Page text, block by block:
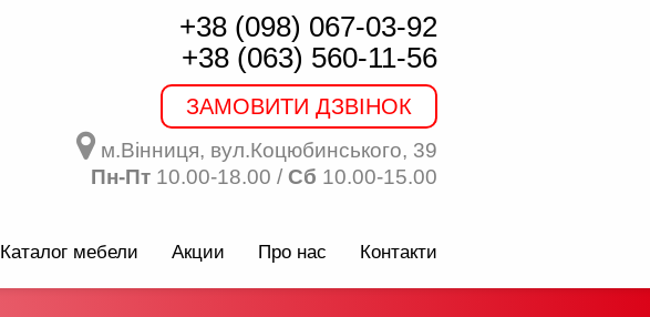
+38 (098) 067-03-92
+38 (063) 560-11-56
ЗАМОВИТИ ДЗВІНОК
м.Вінниця, вул.Коцюбинського, 39
Пн-Пт 10.00-18.00 / Сб 10.00-15.00
Каталог мебели Акции Про нас Контакти